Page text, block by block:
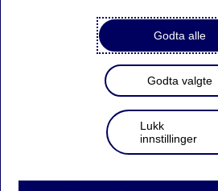
Godta alle
Godta valgte
Lukk
innstillinger